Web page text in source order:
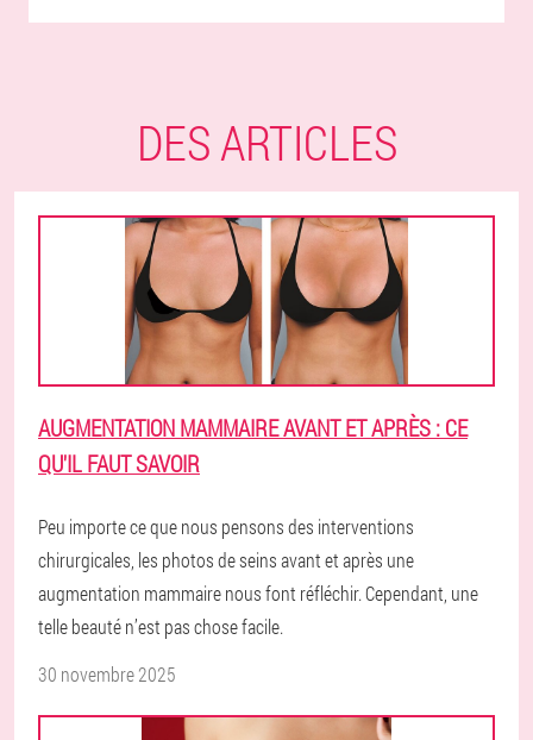
DES ARTICLES
AUGMENTATION MAMMAIRE AVANT ET APRÈS : CE
QU'IL FAUT SAVOIR
Peu importe ce que nous pensons des interventions
chirurgicales, les photos de seins avant et après une
augmentation mammaire nous font réfléchir. Cependant, une
telle beauté n’est pas chose facile.
30 novembre 2025